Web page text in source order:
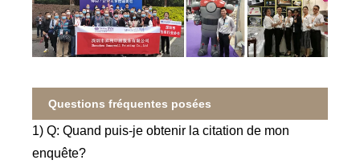
Questions fréquentes posées
1) Q: Quand puis-je obtenir la citation de mon
enquête?